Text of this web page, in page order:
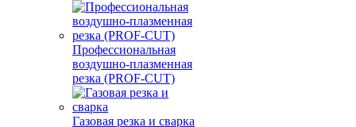
Профессиональная
воздушно-плазменная
резка (PROF-CUT)
Газовая резка и сварка